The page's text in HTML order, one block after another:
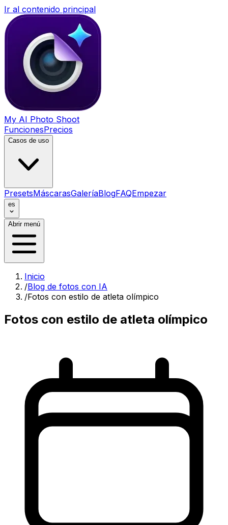
Ir al contenido principal
My AI Photo Shoot
FuncionesPrecios
Casos de uso
PresetsMáscarasGaleríaBlogFAQEmpezar
es
Abrir menú
Inicio
/Blog de fotos con IA
/Fotos con estilo de atleta olímpico
Fotos con estilo de atleta olímpico